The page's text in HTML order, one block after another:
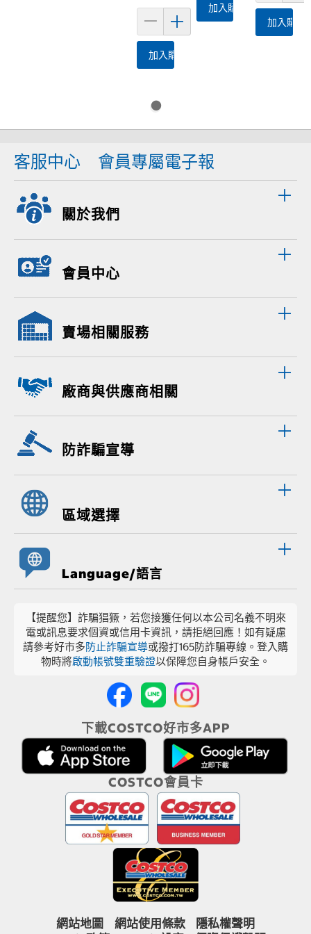
加入購物車
加入購物車
加入購物
客服中心 會員專屬電子報
關於我們
會員中心
賣場相關服務
廠商與供應商相關
防詐騙宣導
區域選擇
Language/語言
【提醒您】詐騙猖獗，若您接獲任何以本公司名義不明來
電或訊息要求個資或信用卡資訊，請拒絕回應！如有疑慮
請參考好市多防止詐騙宣導或撥打165防詐騙專線。登入購
物時將啟動帳號雙重驗證以保障您自身帳戶安全。
下載COSTCO好市多APP
COSTCO會員卡
網站地圖 網站使用條款
隱私權聲明